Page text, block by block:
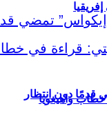
واهيغويا